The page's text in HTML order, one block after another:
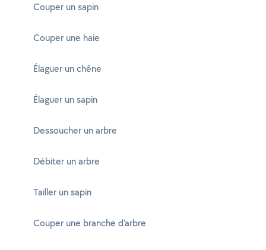
Couper un sapin
Couper une haie
Élaguer un chêne
Élaguer un sapin
Dessoucher un arbre
Débiter un arbre
Tailler un sapin
Couper une branche d'arbre